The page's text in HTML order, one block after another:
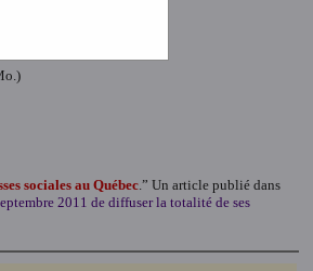
sociales au Québec.” Un article publié dans
2011 de diffuser la totalité de ses